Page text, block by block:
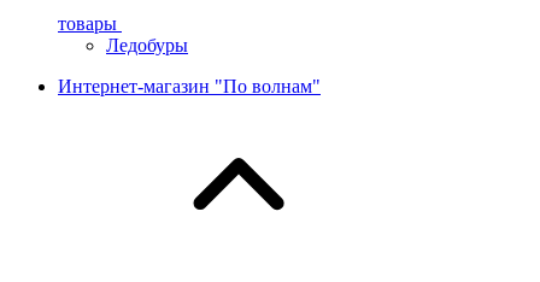
товары
Ледобуры
Интернет-магазин "По волнам"